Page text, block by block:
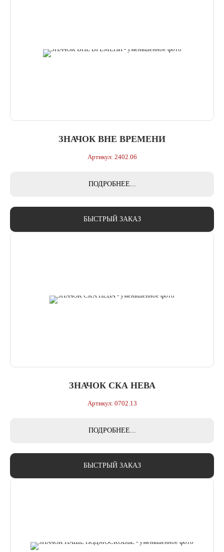
ЗНАЧОК ВНЕ ВРЕМЕНИ
Артикул: 2402.06
ПОДРОБНЕЕ...
БЫСТРЫЙ ЗАКАЗ
ЗНАЧОК СКА НЕВА
Артикул: 0702.13
ПОДРОБНЕЕ...
БЫСТРЫЙ ЗАКАЗ